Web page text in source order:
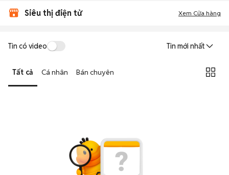
Siêu thị điện tử Xem Cửa hàng
Tin có video Tin mới nhất
Tất cả Cá nhân Bán chuyên